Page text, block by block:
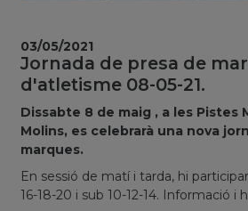
Jornada de presa de
d'atletisme 08-05-21.
Dissabte 8 de maig , a les Pistes
Molins, es celebrarà una nova
marques.
En sessió de matí i tarda, hi
16-18-20 i sub 10-12-14. Informació i
03/05/2021